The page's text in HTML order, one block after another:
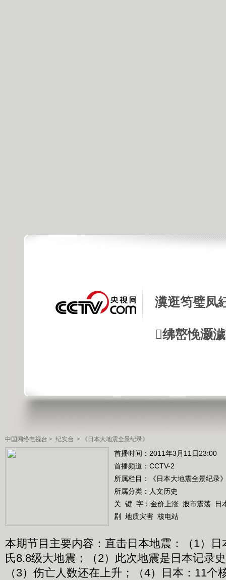
瀵逛笉璧凤
绋嶅悗灏
中国网络电视台 > 纪实台 > 《日本大地震全景纪录》
首播时间：2011年3月11日23:00
首播频道： CCTV-2
所属栏目：
《日本大地震全景纪录
所属分类：人文历史
关 键 字： 金价上涨 股市震荡
日
剧 地质灾害 核电站
本期节目主要内容：直击日本地震：（1）
氏8.8级大地震；（2）此次地震是日本记录
（3）伤亡人数还在上升；（4）日本：11个